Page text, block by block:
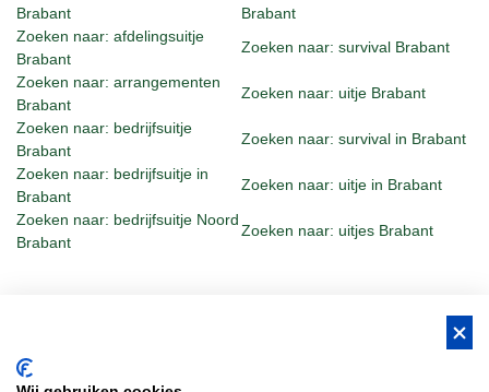
Brabant
Brabant
Zoeken naar: afdelingsuitje
Brabant
Zoeken naar: survival Brabant
Zoeken naar: arrangementen
Brabant
Zoeken naar: uitje Brabant
Zoeken naar: bedrijfsuitje
Brabant
Zoeken naar: survival in Brabant
Zoeken naar: bedrijfsuitje in
Brabant
Zoeken naar: uitje in Brabant
Zoeken naar: bedrijfsuitje Noord
Brabant
Zoeken naar: uitjes Brabant
BUS Whisky, Natuurlijk Gastvrijer in